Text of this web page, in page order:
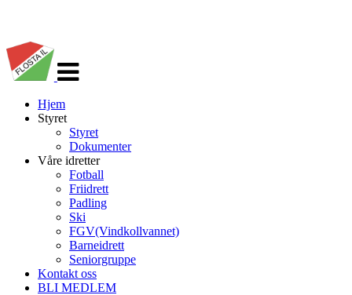
navigasjon
Hjem
Styret
Styret
Dokumenter
Våre idretter
Fotball
Friidrett
Padling
Ski
FGV(Vindkollvannet)
Barneidrett
Seniorgruppe
Kontakt oss
BLI MEDLEM